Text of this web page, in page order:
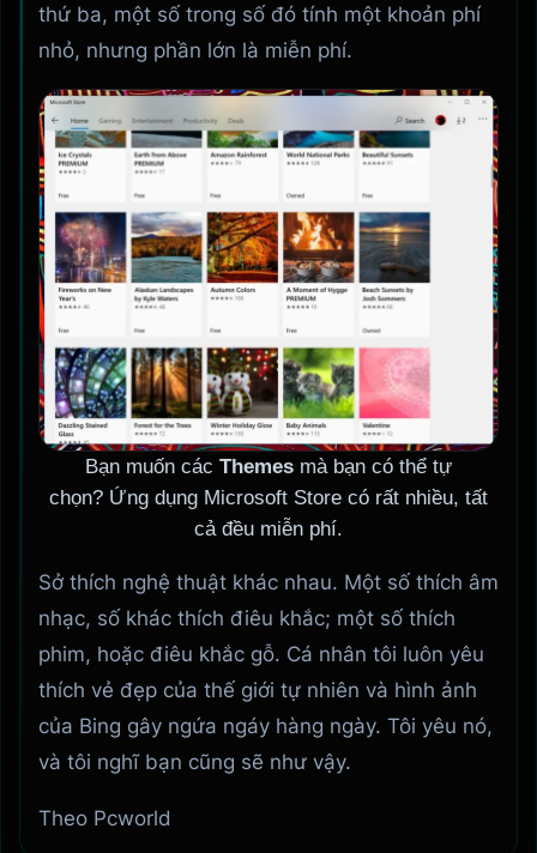
thứ ba, một số trong số đó tính một khoản phí
nhỏ, nhưng phần lớn là miễn phí.
Bạn muốn các Themes mà bạn có thể tự
chọn? Ứng dụng Microsoft Store có rất nhiều, tất
cả đều miễn phí.
Sở thích nghệ thuật khác nhau. Một số thích âm
nhạc, số khác thích điêu khắc; một số thích
phim, hoặc điêu khắc gỗ. Cá nhân tôi luôn yêu
thích vẻ đẹp của thế giới tự nhiên và hình ảnh
của Bing gây ngứa ngáy hàng ngày. Tôi yêu nó,
và tôi nghĩ bạn cũng sẽ như vậy.
Theo Pcworld